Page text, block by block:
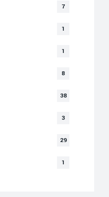
7
1
1
8
38
3
29
1